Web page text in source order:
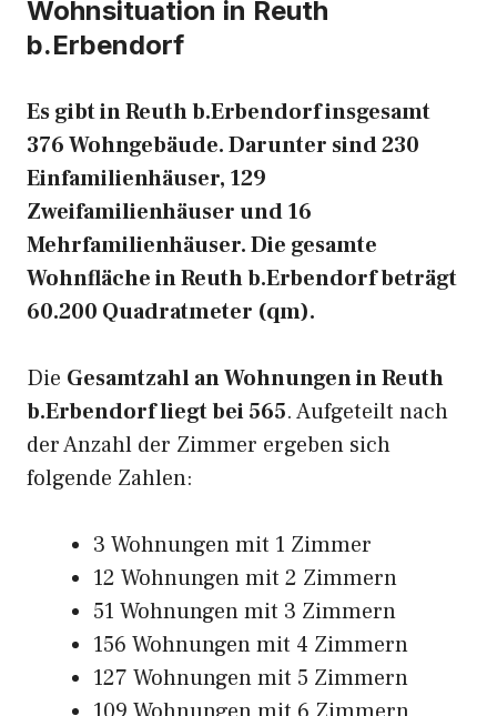
Wohnsituation in Reuth
b.Erbendorf
Es gibt in Reuth b.Erbendorf insgesamt
376 Wohngebäude. Darunter sind 230
Einfamilienhäuser, 129
Zweifamilienhäuser und 16
Mehrfamilienhäuser. Die gesamte
Wohnfläche in Reuth b.Erbendorf beträgt
60.200 Quadratmeter (qm).
Die Gesamtzahl an Wohnungen in Reuth
b.Erbendorf liegt bei 565. Aufgeteilt nach
der Anzahl der Zimmer ergeben sich
folgende Zahlen:
3 Wohnungen mit 1 Zimmer
12 Wohnungen mit 2 Zimmern
51 Wohnungen mit 3 Zimmern
156 Wohnungen mit 4 Zimmern
127 Wohnungen mit 5 Zimmern